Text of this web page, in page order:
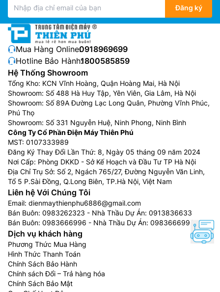
Đăng ký
Mua Hàng Online:0918969699
Hotline Bảo Hành:1800585859
Hệ Thống Showroom
Tổng Kho: KCN Vĩnh Hoàng, Quận Hoàng Mai, Hà Nội
Showroom: Số 488 Hà Huy Tập, Yên Viên, Gia Lâm, Hà Nội
Showroom: Số 89A Đường Lạc Long Quân, Phường Vĩnh Phúc,
Phú Thọ
Showroom: Số 331 Nguyễn Huệ, Ninh Phong, Ninh Bình
Công Ty Cổ Phần Điện Máy Thiên Phú
MST: 0107333989
Đăng Ký Thay Đổi Lần Thứ: 8, Ngày 05 tháng 09 năm 2024
Nơi Cấp: Phòng DKKD - Sở Kế Hoạch và Đầu Tư TP Hà Nội
Địa Chỉ Trụ Sở: Số 2, Ngách 765/27, Đường Nguyễn Văn Linh,
Tổ 5 P.Sài Đồng, Q.Long Biên, TP.Hà Nội, Việt Nam
Liên hệ Với Chúng Tôi
Email: dienmaythienphu6886@gmail.com
Bán Buôn: 0983262323 - Nhà Thầu Dự Án: 0913836633
Bán Buôn: 0983666996 - Nhà Thầu Dự Án: 0983666996
Dịch vụ khách hàng
Phương Thức Mua Hàng
Hình Thức Thanh Toán
Chính Sách Bảo Hành
Chính sách Đổi – Trả hàng hóa
Chính Sách Bảo Mật